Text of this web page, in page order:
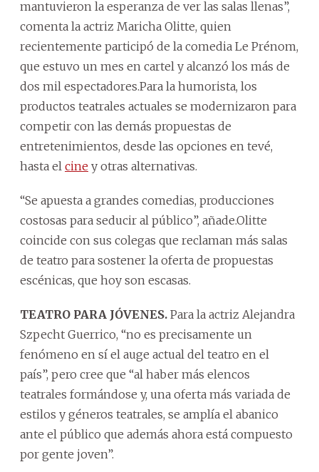
mantuvieron la esperanza de ver las salas llenas”,
comenta la actriz Maricha Olitte, quien
recientemente participó de la comedia Le Prénom,
que estuvo un mes en cartel y alcanzó los más de
dos mil espectadores.Para la humorista, los
productos teatrales actuales se modernizaron para
competir con las demás propuestas de
entretenimientos, desde las opciones en tevé,
hasta el cine y otras alternativas.
“Se apuesta a grandes comedias, producciones
costosas para seducir al público”, añade.Olitte
coincide con sus colegas que reclaman más salas
de teatro para sostener la oferta de propuestas
escénicas, que hoy son escasas.
TEATRO PARA JÓVENES. Para la actriz Alejandra
Szpecht Guerrico, “no es precisamente un
fenómeno en sí el auge actual del teatro en el
país”, pero cree que “al haber más elencos
teatrales formándose y, una oferta más variada de
estilos y géneros teatrales, se amplía el abanico
ante el público que además ahora está compuesto
por gente joven”.